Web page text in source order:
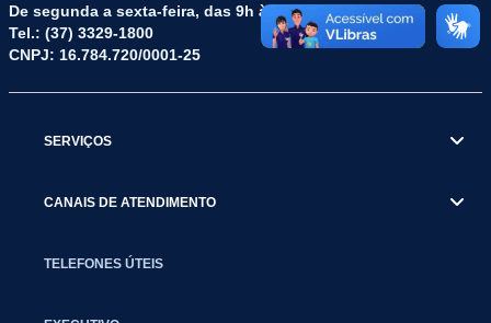
De segunda a sexta-feira, das 9h às 16h
Tel.: (37) 3329-1800
CNPJ: 16.784.720/0001-25
SERVIÇOS
CANAIS DE ATENDIMENTO
TELEFONES ÚTEIS